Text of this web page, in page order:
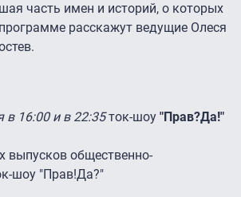
часть имен и историй, о которых
расскажут ведущие Олеся
в 16:00 и в 22:35ток-шоу "Прав?Да!"
выпусков общественно-
шоу "Прав!Да?"